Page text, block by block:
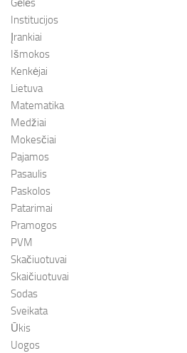
Gėlės
Institucijos
Įrankiai
Išmokos
Kenkėjai
Lietuva
Matematika
Medžiai
Mokesčiai
Pajamos
Pasaulis
Paskolos
Patarimai
Pramogos
PVM
Skačiuotuvai
Skaičiuotuvai
Sodas
Sveikata
Ūkis
Uogos